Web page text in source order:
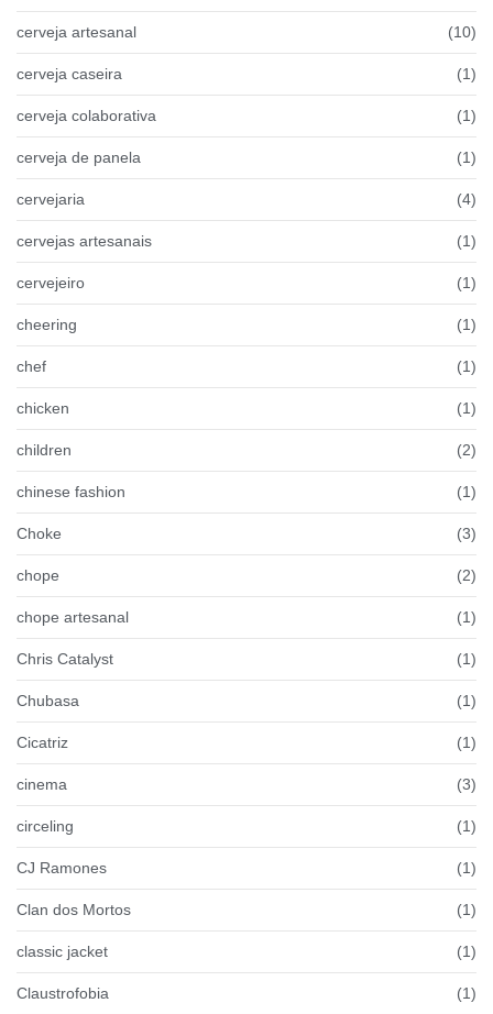
cerveja artesanal (10)
cerveja caseira (1)
cerveja colaborativa (1)
cerveja de panela (1)
cervejaria (4)
cervejas artesanais (1)
cervejeiro (1)
cheering (1)
chef (1)
chicken (1)
children (2)
chinese fashion (1)
Choke (3)
chope (2)
chope artesanal (1)
Chris Catalyst (1)
Chubasa (1)
Cicatriz (1)
cinema (3)
circeling (1)
CJ Ramones (1)
Clan dos Mortos (1)
classic jacket (1)
Claustrofobia (1)